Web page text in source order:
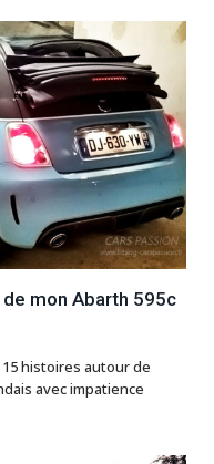
mon Abarth 595c
histoires autour de
avec impatience